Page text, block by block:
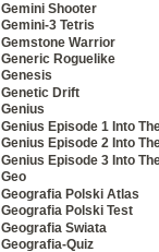
Gemini Shooter
Gemini-3 Tetris
Gemstone Warrior
Generic Roguelike
Genesis
Genetic Drift
Genius
Genius Episode 1 Into
Genius Episode 2 Into
Genius Episode 3 Into
Geo
Geografia Polski Atlas
Geografia Polski Test
Geografia Swiata
Geografia-Quiz